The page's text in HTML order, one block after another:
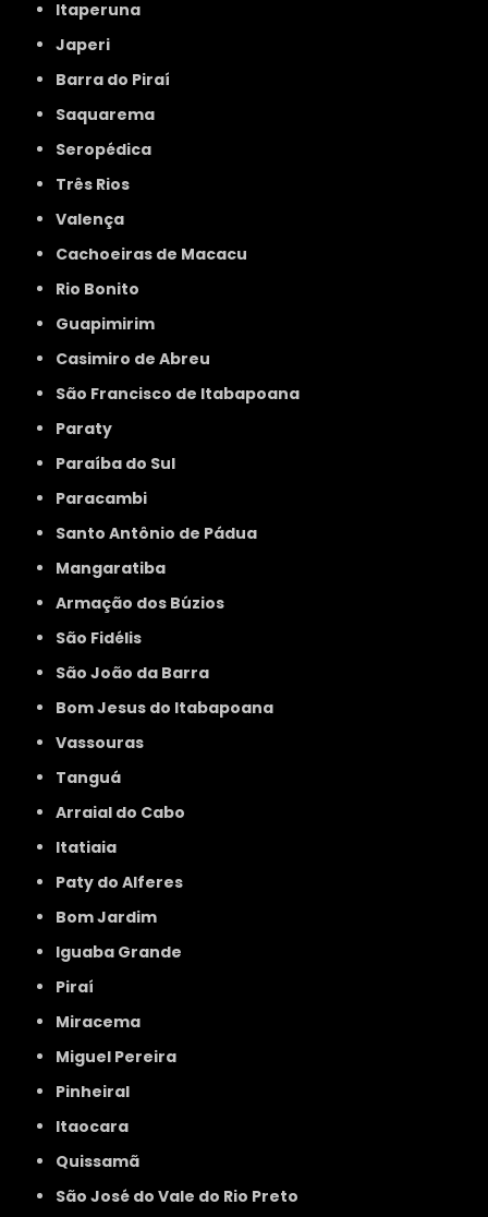
Itaperuna
Japeri
Barra do Piraí
Saquarema
Seropédica
Três Rios
Valença
Cachoeiras de Macacu
Rio Bonito
Guapimirim
Casimiro de Abreu
São Francisco de Itabapoana
Paraty
Paraíba do Sul
Paracambi
Santo Antônio de Pádua
Mangaratiba
Armação dos Búzios
São Fidélis
São João da Barra
Bom Jesus do Itabapoana
Vassouras
Tanguá
Arraial do Cabo
Itatiaia
Paty do Alferes
Bom Jardim
Iguaba Grande
Piraí
Miracema
Miguel Pereira
Pinheiral
Itaocara
Quissamã
São José do Vale do Rio Preto